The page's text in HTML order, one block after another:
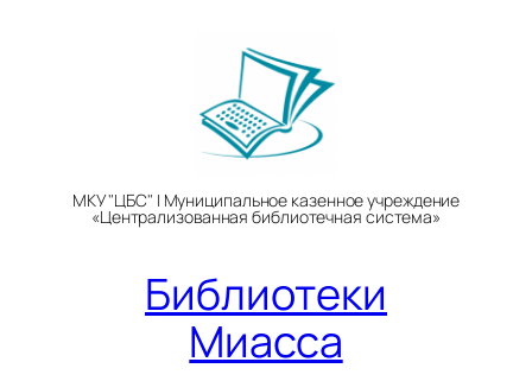
МКУ "ЦБС" | Муниципальное казенное учреждение
«Централизованная библиотечная система»
Библиотеки
Миасса